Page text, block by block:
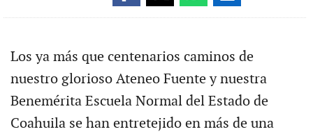
Los ya más que centenarios caminos de
nuestro glorioso Ateneo Fuente y nuestra
Benemérita Escuela Normal del Estado de
Coahuila se han entretejido en más de una